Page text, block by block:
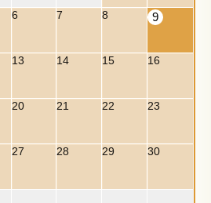
6 7 8 9
13 14 15 16
20 21 22 23
27 28 29 30